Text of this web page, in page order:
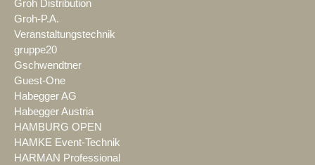
Groh Distribution
Groh-P.A.
Veranstaltungstechnik
gruppe20
Gschwendtner
Guest-One
Habegger AG
Habegger Austria
HAMBURG OPEN
HAMKE Event-Technik
HARMAN Professional